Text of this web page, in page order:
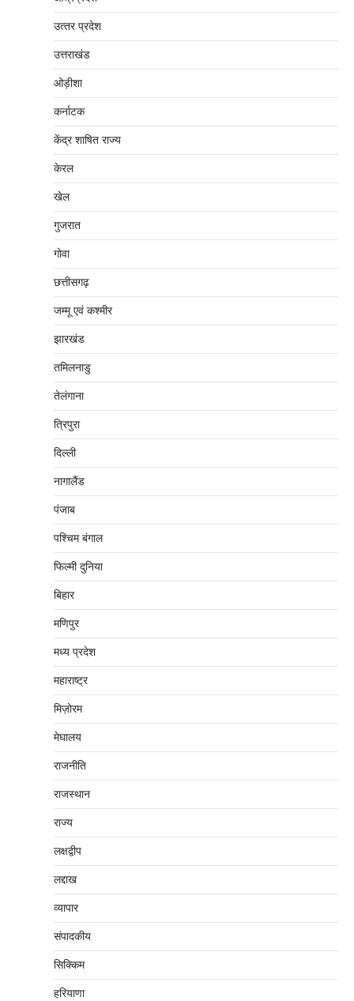
उत्‍तर प्रदेश
उत्तराखंड
ओड़ीशा
कर्नाटक
केंद्र शाषित राज्य
केरल
खेल
गुजरात
गोवा
छत्तीसगढ़
जम्‍मू एवं कश्‍मीर
झारखंड
तमिलनाडु
तेलंगाना
त्रिपुरा
दिल्‍ली
नागालैंड
पंजाब
पश्चिम बंगाल
फिल्मी दुनिया
बिहार
मणिपुर
मध्‍य प्रदेश
महाराष्‍ट्र
मिज़ोरम
मेघालय
राजनीति
राजस्थान
राज्य
लक्षद्वीप
लद्दाख
व्यापार
संपादकीय
सिक्किम
हरियाणा